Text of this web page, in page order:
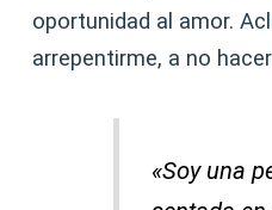
oportunidad al amor.
arrepentirme, a no
«Soy una